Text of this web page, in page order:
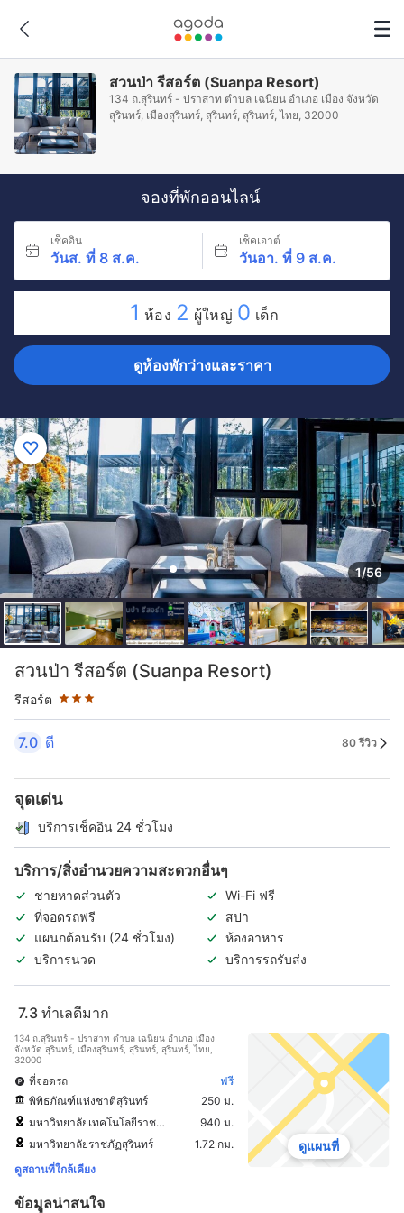
สวนป่า รีสอร์ต (Suanpa Resort)
134 ถ.สุรินทร์ - ปราสาท ตำบล เฉนียน อำเภอ เมือง จังหวัด
สุรินทร์, เมืองสุรินทร์, สุรินทร์, สุรินทร์, ไทย, 32000
จองที่พักออนไลน์
เช็คอิน
วันส. ที่ 8 ส.ค.
เช็คเอาต์
วันอา. ที่ 9 ส.ค.
1 ห้อง 2 ผู้ใหญ่ 0 เด็ก
ดูห้องพักว่างและราคา
1/56
สวนป่า รีสอร์ต (Suanpa Resort)
รีสอร์ต
ระดับดาว: 3 ดาว
7.0 ดี 80 รีวิว
จุดเด่น
บริการเช็คอิน 24 ชั่วโมง
บริการ/สิ่งอำนวยความสะดวกอื่นๆ
ชายหาดส่วนตัว
Wi-Fi ฟรี
ที่จอดรถฟรี
สปา
แผนกต้อนรับ (24 ชั่วโมง)
ห้องอาหาร
บริการนวด
บริการรถรับส่ง
7.3 ทำเลดีมาก
134 ถ.สุรินทร์ - ปราสาท ตำบล เฉนียน อำเภอ เมือง
จังหวัด สุรินทร์, เมืองสุรินทร์, สุรินทร์, สุรินทร์, ไทย,
32000
ที่จอดรถ
ฟรี
พิพิธภัณฑ์แห่งชาติสุรินทร์
250 ม.
มหาวิทยาลัยเทคโนโลยีราชมงคลอีสาน
940 ม.
มหาวิทยาลัยราชภัฏสุรินทร์
1.72 กม.
ดูสถานที่ใกล้เคียง
ดูแผนที่
ข้อมูลน่าสนใจ